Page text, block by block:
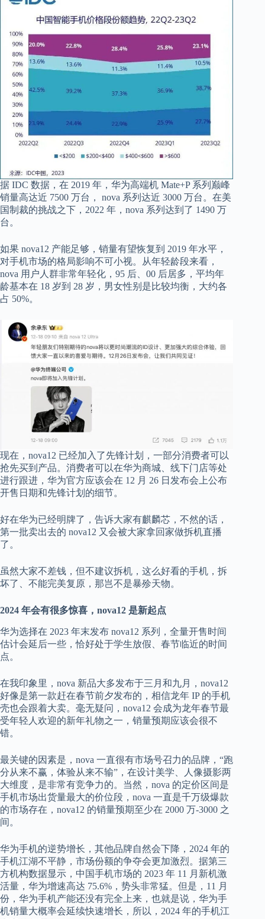
据 IDC 数据，在 2019 年，华为高端机 Mate+P 系列巅峰
销量高达近 7500 万台， nova 系列达近 3000 万台。在美
国制裁的挑战之下，2022 年，nova 系列达到了 1490 万
台。
如果 nova12 产能足够，销量有望恢复到 2019 年水平，
对手机市场的格局影响不可小视。从年轻龄段来看，
nova 用户人群非常年轻化，95 后、00 后居多，平均年
龄基本在 18 岁到 28 岁，男女性别是比较均衡，大约各
占 50%。
现在，nova12 已经加入了先锋计划，一部分消费者可以
抢先买到产品。消费者可以在华为商城、线下门店等处
进行跟进，华为官方应该会在 12 月 26 日发布会上公布
开售日期和先锋计划的细节。
好在华为已经明牌了，告诉大家有麒麟芯，不然的话，
第一批卖出去的 nova12 又会被大家拿回家做拆机直播
了。
虽然大家不差钱，但不建议拆机，这么好看的手机，拆
坏了、不能完美复原，那岂不是暴殄天物。
2024 年会有很多惊喜，nova12 是新起点
华为选择在 2023 年末发布 nova12 系列，全量开售时间
估计会延后一些，恰好处于学生放假、春节临近的时间
点。
在我印象里，nova 新品大多发布于三月和九月，nova12
好像是第一款赶在春节前夕发布的，相信龙年 IP 的手机
壳也会跟着大卖。毫无疑问，nova12 会成为龙年春节最
受年轻人欢迎的新年礼物之一，销量预期应该会很不
错。
最关键的因素是，nova 一直很有市场号召力的品牌，“跑
分从来不赢，体验从来不输”，在设计美学、人像摄影两
大维度，是非常有竞争力的。当然，nova 的定价区间是
手机市场出货量最大的价位段，nova 一直是千万级爆款
的市场存在，nova12 的销量预期至少在 2000 万-3000 之
间。
华为手机的逆势增长，其他品牌自然会下降，2024 年的
手机江湖不平静，市场份额的争夺会更加激烈。据第三
方机构数据显示，中国手机市场的 2023 年 11 月新机激
活量，华为增速高达 75.6%，势头非常猛。但是，11 月
份，华为手机产能还没有完全上来，也就是说，华为手
机销量大概率会延续快速增长，所以，2024 年的手机江